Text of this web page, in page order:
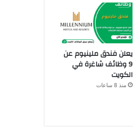
يعلن فندق ملينيوم عن
9 وظائف شاغرة في
الكويت
منذ 8 ساعات